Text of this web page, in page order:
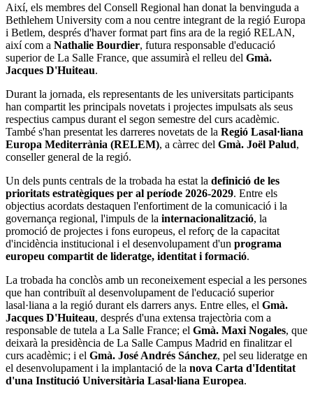
Així, els membres del Consell Regional han donat la benvinguda a
Bethlehem University com a nou centre integrant de la regió Europa
i Betlem, després d'haver format part fins ara de la regió RELAN,
així com a Nathalie Bourdier, futura responsable d'educació
superior de La Salle France, que assumirà el relleu del Gmà.
Jacques D'Huiteau.
Durant la jornada, els representants de les universitats participants
han compartit les principals novetats i projectes impulsats als seus
respectius campus durant el segon semestre del curs acadèmic.
També s'han presentat les darreres novetats de la Regió Lasal·liana
Europa Mediterrània (RELEM), a càrrec del Gmà. Joël Palud,
conseller general de la regió.
Un dels punts centrals de la trobada ha estat la definició de les
prioritats estratègiques per al període 2026-2029. Entre els
objectius acordats destaquen l'enfortiment de la comunicació i la
governança regional, l'impuls de la internacionalització, la
promoció de projectes i fons europeus, el reforç de la capacitat
d'incidència institucional i el desenvolupament d'un programa
europeu compartit de lideratge, identitat i formació.
La trobada ha conclòs amb un reconeixement especial a les persones
que han contribuït al desenvolupament de l'educació superior
lasal·liana a la regió durant els darrers anys. Entre elles, el Gmà.
Jacques D'Huiteau, després d'una extensa trajectòria com a
responsable de tutela a La Salle France; el Gmà. Maxi Nogales, que
deixarà la presidència de La Salle Campus Madrid en finalitzar el
curs acadèmic; i el Gmà. José Andrés Sánchez, pel seu lideratge en
el desenvolupament i la implantació de la nova Carta d'Identitat
d'una Institució Universitària Lasal·liana Europea.